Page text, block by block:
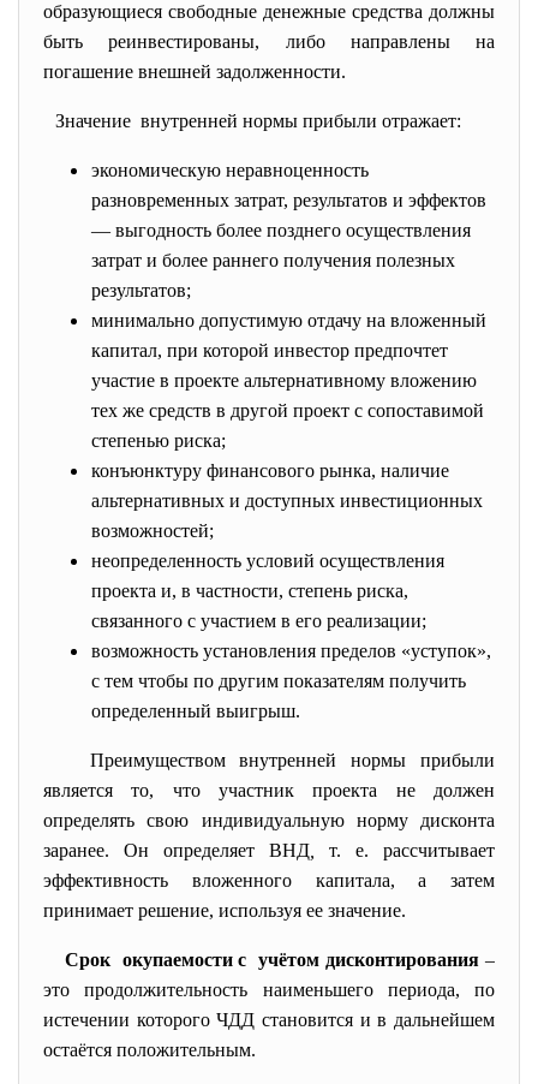
образующиеся свободные денежные средства должны
быть реинвестированы, либо направлены на
погашение внешней задолженности.
Значение внутренней нормы прибыли отражает:
экономическую неравноценность
разновременных затрат, результатов и эффектов
— выгодность более позднего осуществления
затрат и более раннего получения полезных
результатов;
минимально допустимую отдачу на вложенный
капитал, при которой инвестор предпочтет
участие в проекте альтернативному вложению
тех же средств в другой проект с сопоставимой
степенью риска;
конъюнктуру финансового рынка, наличие
альтернативных и доступных инвестиционных
возможностей;
неопределенность условий осуществления
проекта и, в частности, степень риска,
связанного с участием в его реализации;
возможность установления пределов «уступок»,
с тем чтобы по другим показателям получить
определенный выигрыш.
Преимуществом внутренней нормы прибыли
является то, что участник проекта не должен
определять свою индивидуальную норму дисконта
заранее. Он определяет ВНД
т. е. рассчитывает
эффективность вложенного капитала, а затем
принимает решение, используя ее значение.
Срок окупаемости с учётом дисконтирования –
это продолжительность наименьшего периода, по
истечении которого ЧДД становится и в дальнейшем
остаётся положительным.